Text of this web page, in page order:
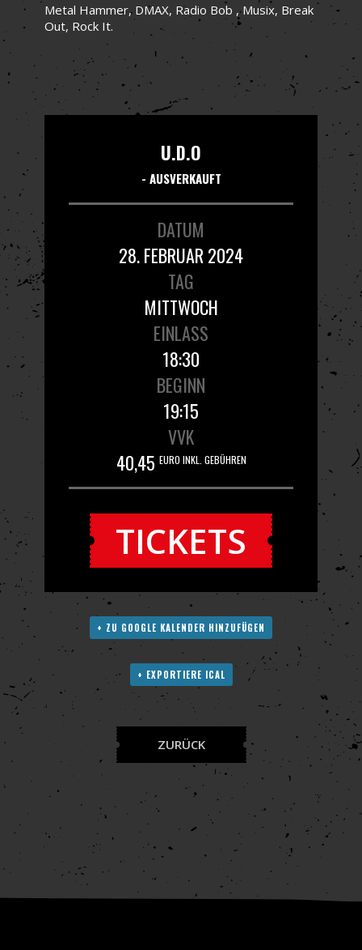
Metal Hammer, DMAX, Radio Bob , Musix, Break
Out, Rock It.
U.D.O
- AUSVERKAUFT
DATUM
28. FEBRUAR 2024
TAG
MITTWOCH
EINLASS
18:30
BEGINN
19:15
VVK
40,45 EURO INKL. GEBÜHREN
TICKETS
+ ZU GOOGLE KALENDER HINZUFÜGEN
+ EXPORTIERE ICAL
ZURÜCK